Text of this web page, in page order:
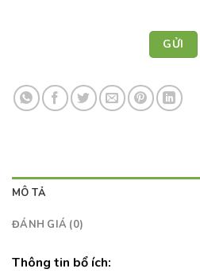
MÔ TẢ
ĐÁNH GIÁ (0)
Thông tin bổ ích: